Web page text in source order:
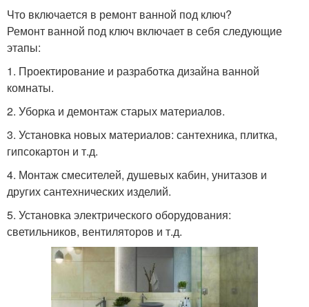
Что включается в ремонт ванной под ключ?
Ремонт ванной под ключ включает в себя следующие
этапы:
1. Проектирование и разработка дизайна ванной
комнаты.
2. Уборка и демонтаж старых материалов.
3. Установка новых материалов: сантехника, плитка,
гипсокартон и т.д.
4. Монтаж смесителей, душевых кабин, унитазов и
других сантехнических изделий.
5. Установка электрического оборудования:
светильников, вентиляторов и т.д.